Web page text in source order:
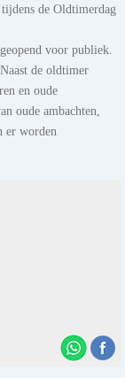
de Oldtimerdag
voor publiek.
de oldtimer
en oude
oude ambachten,
er worden